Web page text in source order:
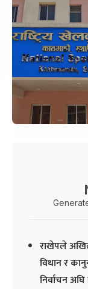
राखेपले
विधान र
निर्वाचन